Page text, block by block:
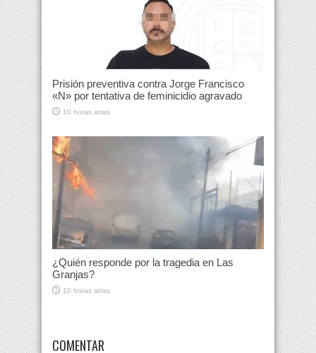
Prisión preventiva contra Jorge Francisco
«N» por tentativa de feminicidio agravado
10 horas atras
¿Quién responde por la tragedia en Las
Granjas?
10 horas atras
COMENTAR